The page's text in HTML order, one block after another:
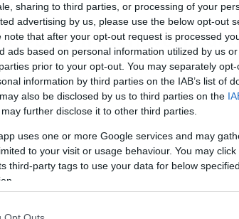
sharing to third parties, or processing of your
advertising by us, please use the below opt-out
that after your opt-out request is processed
ads based on personal information utilized by us
prior to your opt-out. You may separately
information by third parties on the IAB’s list of
also be disclosed by us to third parties on the
further disclose it to other third parties.
uses one or more Google services and may
to your visit or usage behaviour. You may
third-party tags to use your data for below
Ροδόπη και
Ροδόπη και Πανσερραϊκή στον εξ
7ης αγωνιστικής. Σε ένα μοιρασμένο
φάσεις για γκολ οι ομάδες δεν κατάφεραν
του σκορ μένοντας στο 1-1. Στο 53′ η
το σκορ για τις φιλοξενούμενες με την
το παιχνίδι στα ίσια στο […]